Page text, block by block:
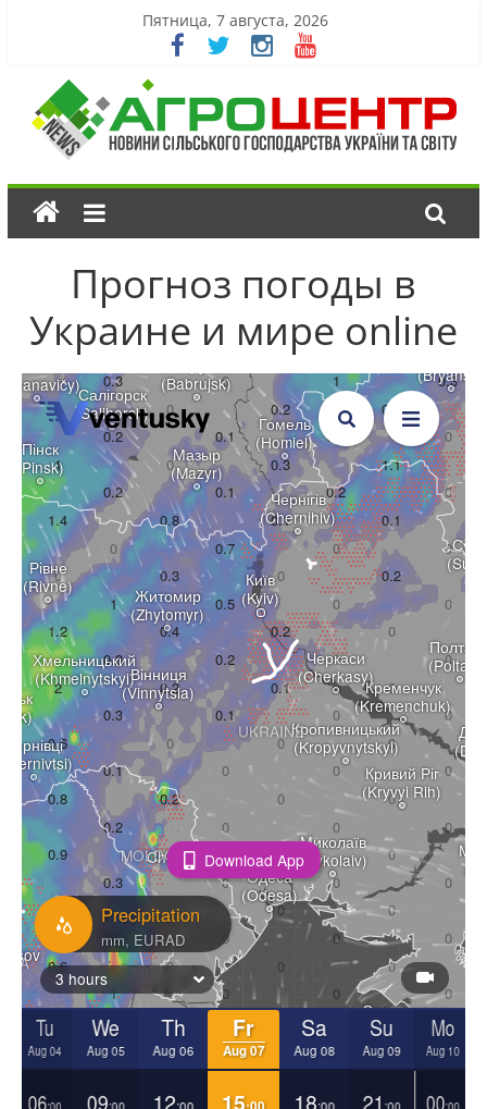
Пятница, 7 августа, 2026
Прогноз погоды в
Украине и мире online